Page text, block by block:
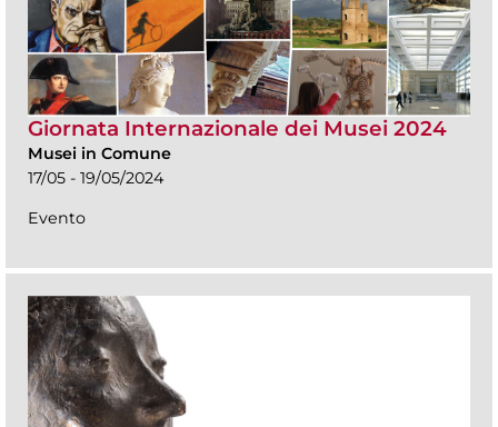
Giornata Internazionale dei Musei 2024
Musei in Comune
17/05 - 19/05/2024
Evento